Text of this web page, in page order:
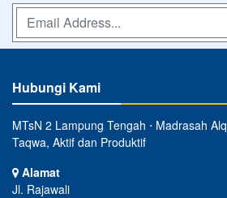
Hubungi Kami
MTsN 2 Lampung Tengah ⋅ Madrasah
Taqwa, Aktif dan Produktif
Alamat
Jl. Rajawali